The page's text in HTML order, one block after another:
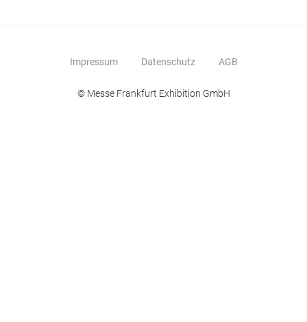
Impressum Datenschutz AGB
© Messe Frankfurt Exhibition GmbH